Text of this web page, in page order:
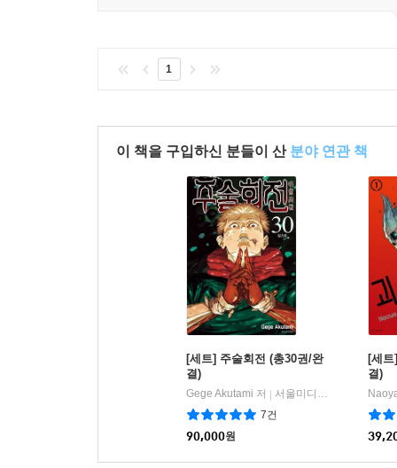
1
이 책을 구입하신 분들이 산 분야 연관 책
[세트] 주술회전 (총30권/완
결)
Gege Akutami 저
서울미디어코믹스/DCW
7건
90,000원
[세
결)